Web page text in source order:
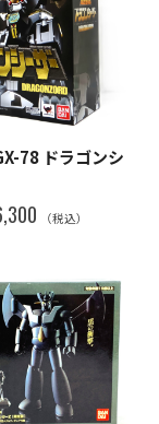
78 ドラゴンシ
（税込）